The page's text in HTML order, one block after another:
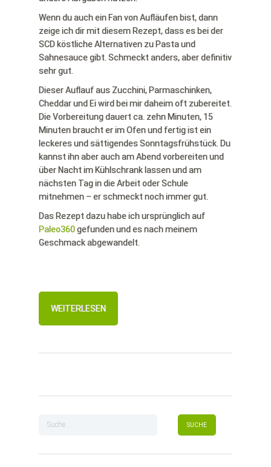
Wenn du auch ein Fan von Aufläufen bist, dann
zeige ich dir mit diesem Rezept, dass es bei der
SCD köstliche Alternativen zu Pasta und
Sahnesauce gibt. Schmeckt anders, aber definitiv
sehr gut.
Dieser Auflauf aus Zucchini, Parmaschinken,
Cheddar und Ei wird bei mir daheim oft zubereitet.
Die Vorbereitung dauert ca. zehn Minuten, 15
Minuten braucht er im Ofen und fertig ist ein
leckeres und sättigendes Sonntagsfrühstück. Du
kannst ihn aber auch am Abend vorbereiten und
über Nacht im Kühlschrank lassen und am
nächsten Tag in die Arbeit oder Schule
mitnehmen – er schmeckt noch immer gut.
Das Rezept dazu habe ich ursprünglich auf
Paleo360gefunden und es nach meinem
Geschmack abgewandelt.
WEITERLESEN